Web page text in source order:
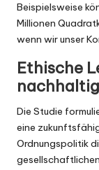
Beispielsweise
Millionen
wenn wir unser
Ethische
Die Studie
eine
Ordnungspolitik